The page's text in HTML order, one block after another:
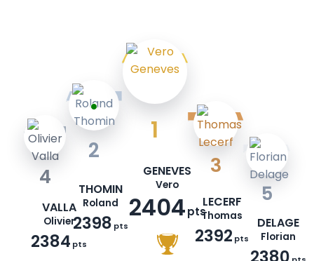
1
GENEVES
Vero
2404pts
2
THOMIN
Roland
2398 pts
3
LECERF
Thomas
2392 pts
4
VALLA
Olivier
2384 pts
5
DELAGE
Florian
2380